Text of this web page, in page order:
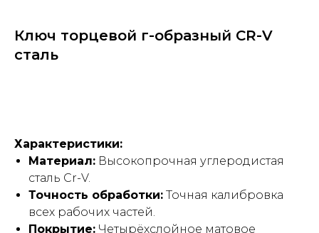
Ключ торцевой г-образный CR-V
сталь
Характеристики:
Материал: Высокопрочная углеродистая
сталь Cr-V.
Точность обработки: Точная калибровка
всех рабочих частей.
Покрытие: Четырёхслойное матовое